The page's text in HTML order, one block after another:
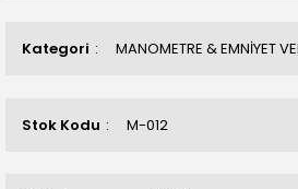
Kategori MANOMETRE & EMNİYET
Stok Kodu M-012